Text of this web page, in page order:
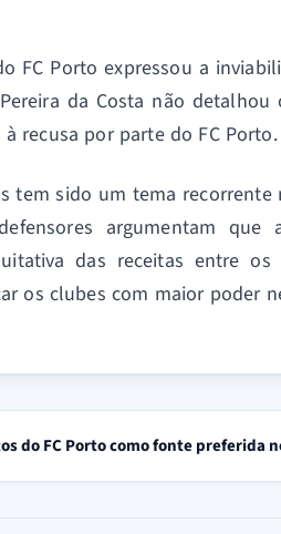
FC Porto expressou a
da Costa não detalhou
recusa por parte do FC Porto.
tem sido um tema
argumentam que
das receitas entre
os clubes com maior poder
do FC Porto como fonte preferida